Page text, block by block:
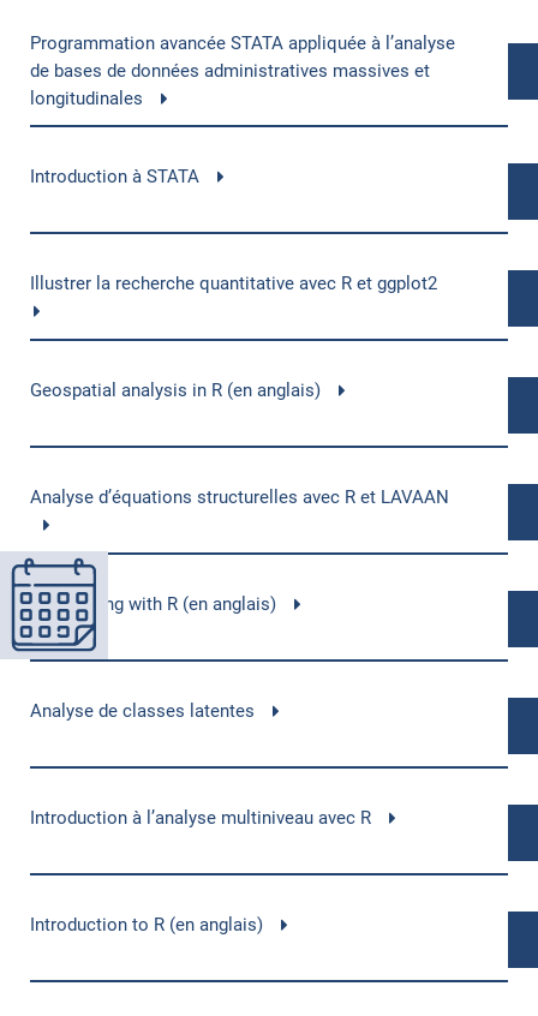
Programmation avancée STATA appliquée à l’analyse
de bases de données administratives massives et
longitudinales
Introduction à STATA
Illustrer la recherche quantitative avec R et ggplot2
Geospatial analysis in R (en anglais)
Analyse d’équations structurelles avec R et LAVAAN
Mapmaking with R (en anglais)
Analyse de classes latentes
Introduction à l’analyse multiniveau avec R
Introduction to R (en anglais)